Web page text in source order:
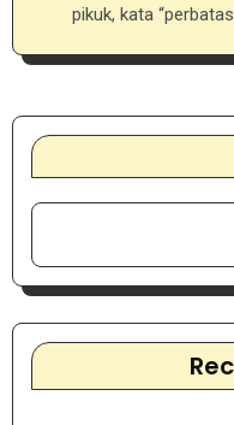
pikuk, kata